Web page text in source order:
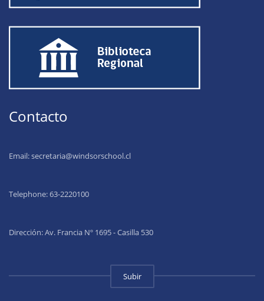
Contacto
Email:secretaria@windsorschool.cl
Telephone: 63-2220100
Dirección: Av. Francia Nº 1695 - Casilla 530
Subir